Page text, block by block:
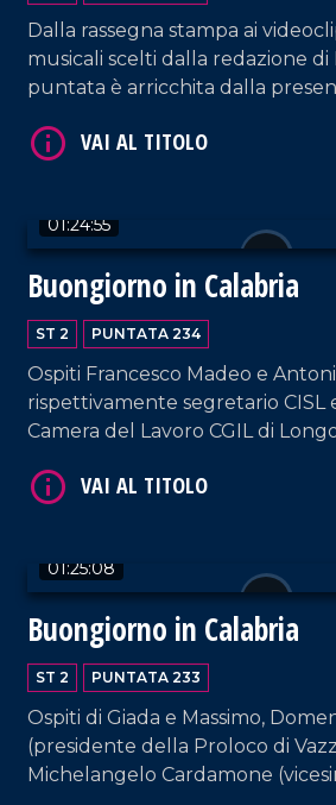
Dalla rassegna stampa ai
musicali scelti dalla redazione di
puntata è arricchita dalla
Viola e Luigi Viola,
01:24:55
Buongiorno in Calabria
ST 2 PUNTATA 234
Ospiti Francesco Madeo e
rispettivamente segretario CISL
Camera del Lavoro CGIL di
testimoniare l'assemblea
01:25:08
Buongiorno in Calabria
ST 2 PUNTATA 233
Ospiti di Giada e Massimo,
(presidente della Proloco di
Michelangelo Cardamone
VAI AL TITOLO
VAI AL TITOLO
VAI AL TITOLO